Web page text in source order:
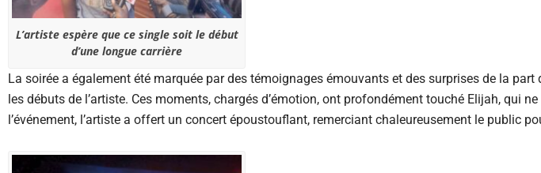
L’artiste espère que ce single soit le début
d’une longue carrière
La soirée a également été marquée par des témoignages émouvants et des surprises de la
les débuts de l’artiste. Ces moments, chargés d’émotion, ont profondément touché Elijah, qui
l’événement, l’artiste a offert un concert époustouflant, remerciant chaleureusement le public